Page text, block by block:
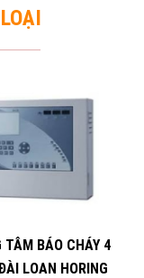
TÂM BÁO CHÁY 4
LOAN HORING